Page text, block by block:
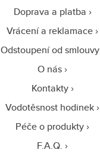
Doprava a platba
Vrácení a reklamace
Odstoupení od smlouvy
O nás
Kontakty
Vodotěsnost hodinek
Péče o produkty
F.A.Q.